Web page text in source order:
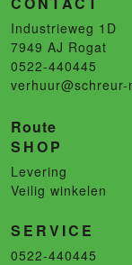
Industrieweg 1D
7949 AJ Rogat
0522-440445
verhuur@schreur-
Route
SHOP
Levering
Veilig winkelen
SERVICE
0522-440445